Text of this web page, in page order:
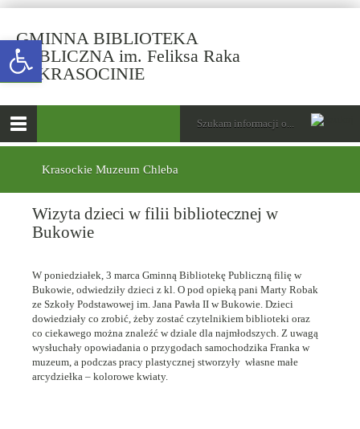
Open toolbar
GMINNA BIBLIOTEKA
PUBLICZNA im. Feliksa Raka
W KRASOCINIE-
dzieci
filii
bibliotecznej
w
Bukowie
górne
Otwórz
menu
wpisz
szukaną
Krasockie Muzeum Chleba
Wizyta dzieci w filii bibliotecznej w
Bukowie
W poniedziałek, 3 marca Gminną Bibliotekę Publiczną filię w
Bukowie, odwiedziły dzieci z kl. O pod opieką pani Marty Robak
ze Szkoły Podstawowej im. Jana Pawła II w Bukowie. Dzieci
dowiedziały co zrobić, żeby zostać czytelnikiem biblioteki oraz
co ciekawego można znaleźć w dziale dla najmłodszych. Z uwagą
wysłuchały opowiadania o przygodach samochodzika Franka w
muzeum, a podczas pracy plastycznej stworzyły własne małe
arcydziełka – kolorowe kwiaty.